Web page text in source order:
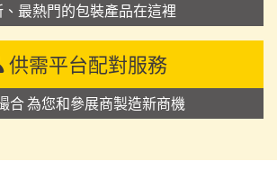
、最熱門的包裝產品在這裡
供需平台配對服務
合 為您和參展商製造新商機